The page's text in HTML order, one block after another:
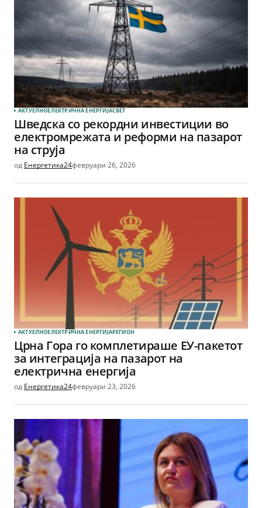
АКТУЕЛНОЕЛЕКТРИЧНА ЕНЕРГИЈАСВЕТ
Шведска со рекордни инвестиции во
електромрежата и реформи на пазарот
на струја
од Енергетика24февруари 26, 2026
АКТУЕЛНОЕЛЕКТРИЧНА ЕНЕРГИЈАРЕГИОН
Црна Гора го комплетираше ЕУ-пакетот
за интеграција на пазарот на
електрична енергија
од Енергетика24февруари 23, 2026